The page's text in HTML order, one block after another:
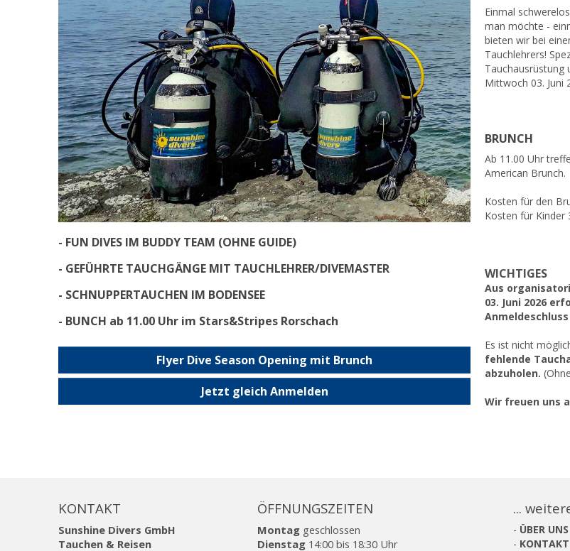
- FUN DIVES IM BUDDY TEAM (OHNE GUIDE)
- GEFÜHRTE TAUCHGÄNGE MIT TAUCHLEHRER/DIVEMASTER
- SCHNUPPERTAUCHEN IM BODENSEE
- BUNCH ab 11.00 Uhr im Stars&Stripes Rorschach
Flyer Dive Season Opening mit Brunch
Jetzt gleich Anmelden
Einmal
man möchte -
bieten wir bei
Tauchlehrers!
Tauchausrüstung
Mittwoch 03. Juni
BRUNCH
Ab 11.00 Uhr
American Brunch.
Kosten für den
Kosten für Kinder
WICHTIGES
Aus
03. Juni 2026
Es ist nicht
fehlende
abzuholen.
Wir freuen uns
KONTAKT
Sunshine Divers GmbH
Tauchen & Reisen
ÖFFNUNGSZEITEN
Montag geschlossen
Dienstag 14:00 bis 18:30 Uhr
...
- ÜBER UNS
- KONTAKT